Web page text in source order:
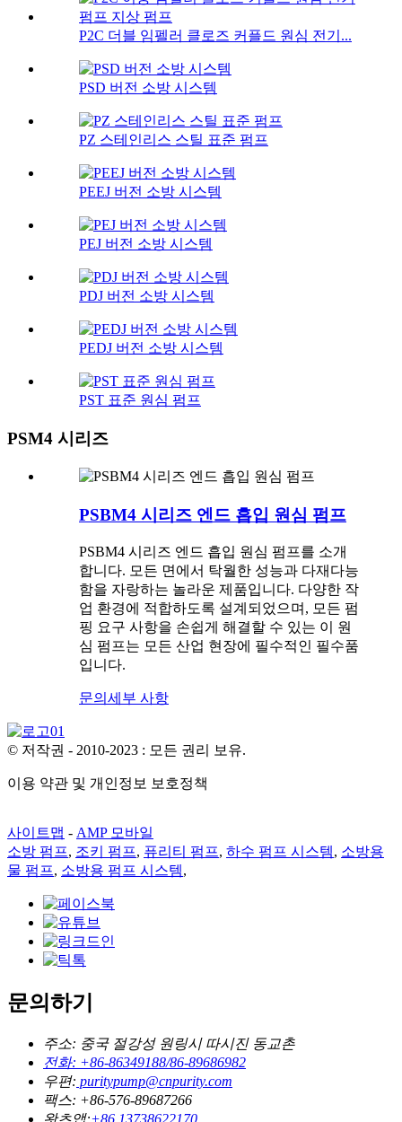
P2C 더블 임펠러 클로즈 커플드 원심 전기...
PSD 버전 소방 시스템
PZ 스테인리스 스틸 표준 펌프
PEEJ 버전 소방 시스템
PEJ 버전 소방 시스템
PDJ 버전 소방 시스템
PEDJ 버전 소방 시스템
PST 표준 원심 펌프
PSM4 시리즈
PSBM4 시리즈 엔드 흡입 원심 펌프
PSBM4 시리즈 엔드 흡입 원심 펌프를 소개
합니다. 모든 면에서 탁월한 성능과 다재다능
함을 자랑하는 놀라운 제품입니다. 다양한 작
업 환경에 적합하도록 설계되었으며, 모든 펌
핑 요구 사항을 손쉽게 해결할 수 있는 이 원
심 펌프는 모든 산업 현장에 필수적인 필수품
입니다.
문의 세부 사항
© 저작권 - 2010-2023 : 모든 권리 보유.
이용 약관 및 개인정보 보호정책
사이트맵 - AMP 모바일
소방 펌프, 조키 펌프, 퓨리티 펌프, 하수 펌프 시스템, 소방용
물 펌프, 소방용 펌프 시스템,
문의하기
주소: 중국 절강성 원링시 따시진 동교촌
전화: +86-86349188/86-89686982
우편: puritypump@cnpurity.com
팩스: +86-576-89687266
왓츠앱:+86 13738622170